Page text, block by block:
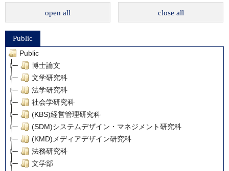
open all close all
Public
Public
博士論文
文学研究科
法学研究科
社会学研究科
(KBS)経営管理研究科
(SDM)システムデザイン・マネジメント研究科
(KMD)メディアデザイン研究科
法務研究科
文学部